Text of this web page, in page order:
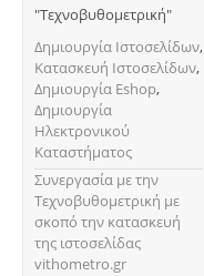
"Τεχνοβυθομετρική"
Δημιουργία Ιστοσελίδων,
Κατασκευή Ιστοσελίδων,
Δημιουργία Eshop,
Δημιουργία
Ηλεκτρονικού
Καταστήματος
Συνεργασία με την
Τεχνοβυθομετρική με
σκοπό την κατασκευή
της ιστοσελίδας
vithometro.gr